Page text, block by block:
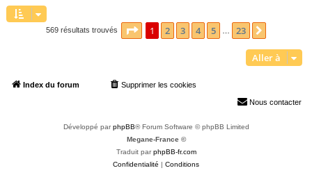
569 résultats trouvés Page 1sur23
1 2 3 4 5 23
Aller à
Index du forum Supprimer les cookies
Nous contacter
Développé parphpBB® Forum Software © phpBB Limited
Megane-France ©
Traduit parphpBB-fr.com
Confidentialité | Conditions